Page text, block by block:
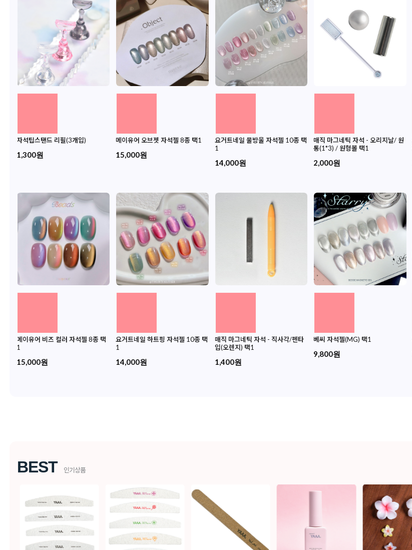
자석팁스탠드 리필(3개입)
1,300원
메이유어 오브젯 자석젤 8종 택1
15,000원
요거트네일 물방울 자석젤 10종 택
1
14,000원
매직 마그네틱 자석 - 오리지날/ 원
통(1*3) / 원형볼 택1
2,000원
메이유어 비즈 컬러 자석젤 8종 택
1
15,000원
요거트네일 하트핑 자석젤 10종 택
1
14,000원
매직 마그네틱 자석 - 직사각/펜타
입(오렌지) 택1
1,400원
베씨 자석젤(MG) 택1
9,800원
BEST 인기상품